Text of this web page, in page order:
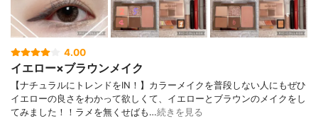
4.00
イエロー×ブラウンメイク
【ナチュラルにトレンドをIN！】カラーメイクを普段しない人にもぜひ
イエローの良さをわかって欲しくて、イエローとブラウンのメイクをし
てみました！！ラメを無くせばも…続きを見る